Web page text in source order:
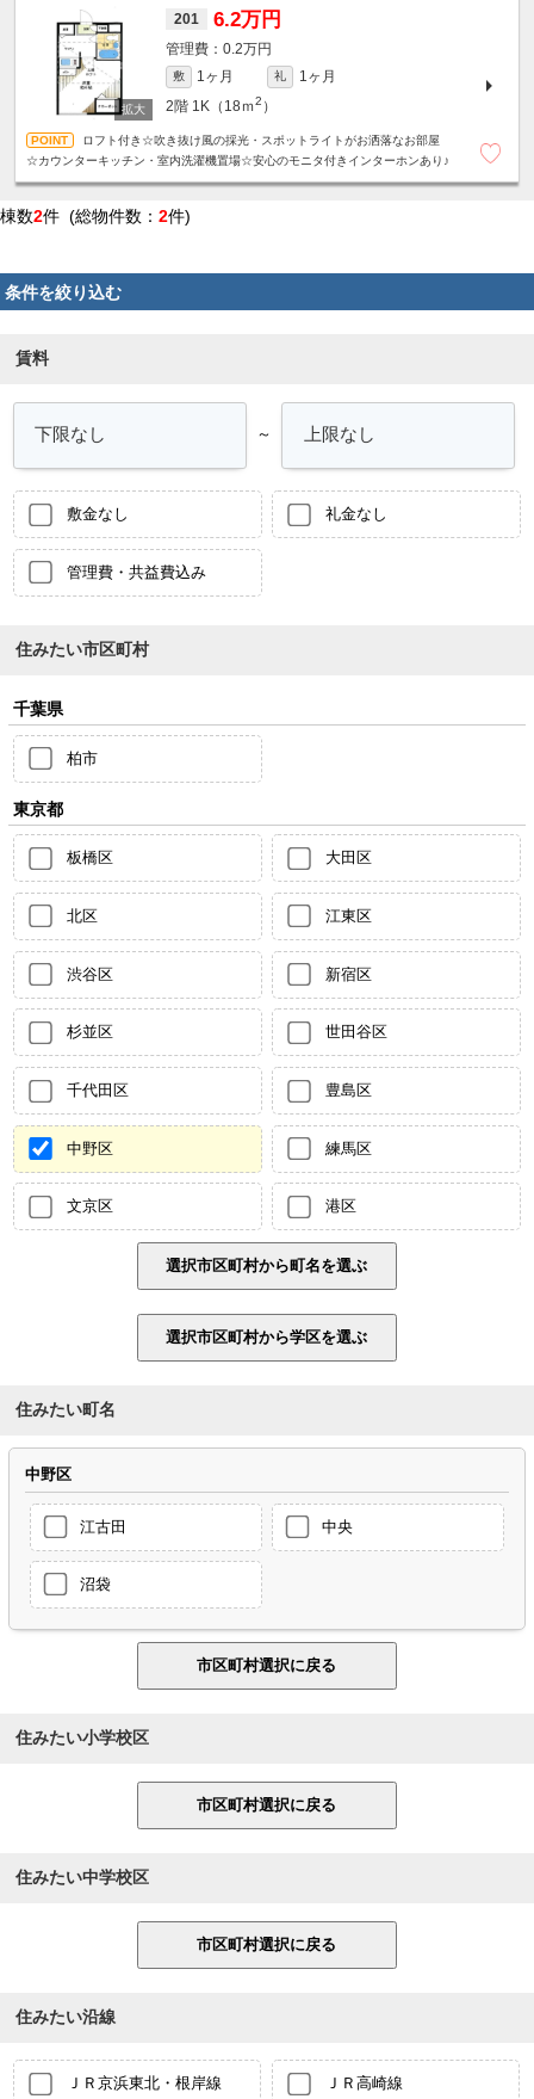
201 6.2万円
0.2万円
敷 1ヶ月 礼
1ヶ月
2階 1K（18ｍ2 ）
ロフト付き☆吹き抜け風の採光・スポットライトがお洒落なお部屋
☆カウンターキッチン・室内洗濯機置場☆安心のモニタ付きインターホンあり♪
棟数2件 (総物件数： 2件)
条件を絞り込む
賃料
～
敷金なし 礼金なし
管理費・共益費込み
住みたい市区町村
千葉県
柏市
東京都
板橋区 大田区
北区 江東区
渋谷区 新宿区
杉並区 世田谷区
千代田区 豊島区
中野区 練馬区
文京区 港区
住みたい町名
中野区
江古田 中央
沼袋
住みたい小学校区
住みたい中学校区
住みたい沿線
ＪＲ京浜東北・根岸線 ＪＲ高崎線